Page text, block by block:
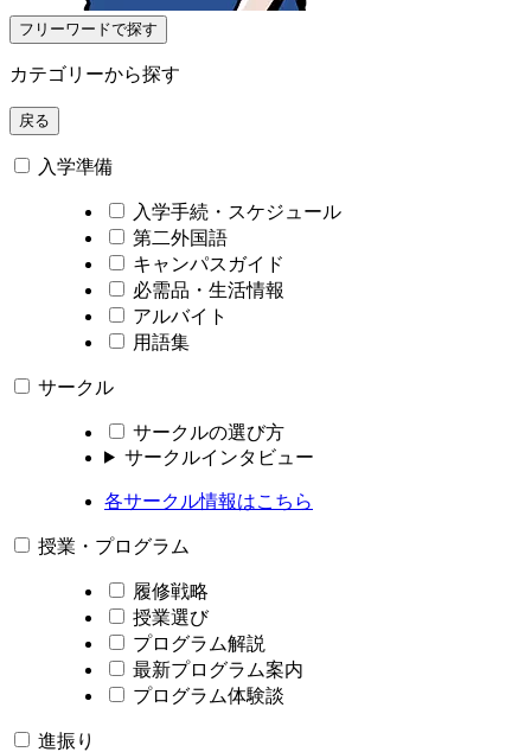
フリーワードで探す
カテゴリーから探す
戻る
入学準備
入学手続・スケジュール
第二外国語
キャンパスガイド
必需品・生活情報
アルバイト
用語集
サークル
サークルの選び方
サークルインタビュー
各サークル情報はこちら
授業・プログラム
履修戦略
授業選び
プログラム解説
最新プログラム案内
プログラム体験談
進振り